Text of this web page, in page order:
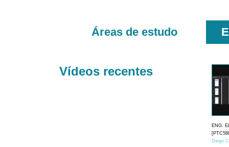
Áreas de estudo
Vídeos recentes
ENG.
Diego